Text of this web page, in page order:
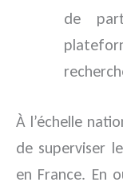
de
À l’échelle
de superviser
en France. En